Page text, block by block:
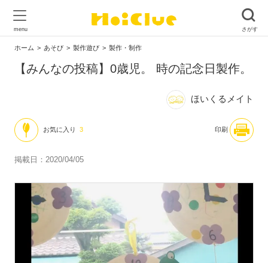
ホーム あそび 製作遊び 製作・制作
【みんなの投稿】0歳児。 時の記念日製作。
ほいくるメイト
お気に入り 3 印刷
掲載日：2020/04/05